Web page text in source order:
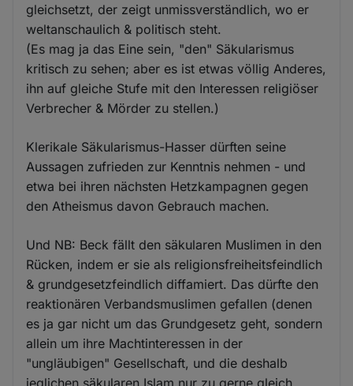
gleichsetzt, der zeigt unmissverständlich, wo er
weltanschaulich & politisch steht.
(Es mag ja das Eine sein, "den" Säkularismus
kritisch zu sehen; aber es ist etwas völlig Anderes,
ihn auf gleiche Stufe mit den Interessen religiöser
Verbrecher & Mörder zu stellen.)
Klerikale Säkularismus-Hasser dürften seine
Aussagen zufrieden zur Kenntnis nehmen - und
etwa bei ihren nächsten Hetzkampagnen gegen
den Atheismus davon Gebrauch machen.
Und NB: Beck fällt den säkularen Muslimen in den
Rücken, indem er sie als religionsfreiheitsfeindlich
& grundgesetzfeindlich diffamiert. Das dürfte den
reaktionären Verbandsmuslimen gefallen (denen
es ja gar nicht um das Grundgesetz geht, sondern
allein um ihre Machtinteressen in der
"ungläubigen" Gesellschaft, und die deshalb
jeglichen säkularen Islam nur zu gerne gleich